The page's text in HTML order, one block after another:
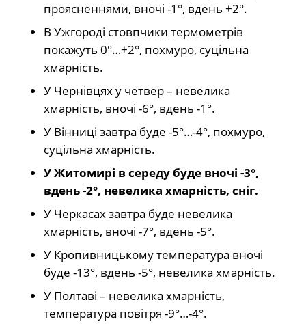
проясненнями, вночі -1°, вдень +2°.
В Ужгороді стовпчики термометрів
покажуть 0°…+2°, похмуро, суцільна
хмарність.
У Чернівцях у четвер – невелика
хмарність, вночі -6°, вдень -1°.
У Вінниці завтра буде -5°…-4°, похмуро,
суцільна хмарність.
У Житомирі в середу буде вночі -3°,
вдень -2°, невелика хмарність, сніг.
У Черкасах завтра буде невелика
хмарність, вночі -7°, вдень -5°.
У Кропивницькому температура вночі
буде -13°, вдень -5°, невелика хмарність.
У Полтаві – невелика хмарність,
температура повітря -9°…-4°.